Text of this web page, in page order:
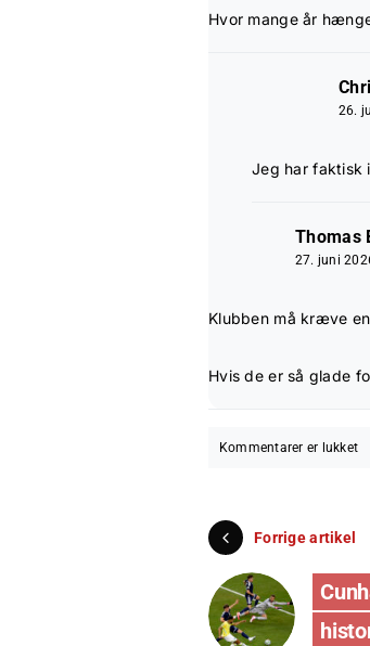
Hvor mange år
26.
Jeg har faktisk
Thomas
27. juni
Klubben må kræve
Hvis de er så glade
Kommentarer er lukket
Forrige artikel